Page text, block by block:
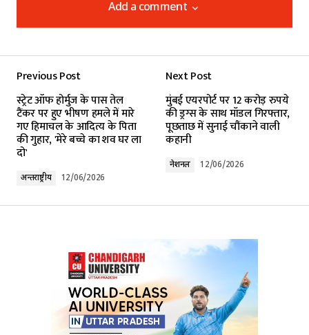
Add a comment
Add a comment
Required fields are marked*
Comment *
Your E-mail*
Submit Comment
Previous Post
स्ट्रेट ऑफ होर्मुज के पास तेल
टैंकर पर हुए भीषण हमले में मारे
गए हिमाचल के आदित्य के पिता
की गुहार, 'मेरे बच्चे का शव घर ला
दो'
अन्तर्राष्ट्रीय 12/06/2026
Next Post
मुंबई एयरपोर्ट पर 12 करोड़ रुपये
की ड्रग्स के साथ मॉडल गिरफ्तार,
पूछताछ में सुनाई चौंकाने वाली
कहानी
नेशनल 12/06/2026